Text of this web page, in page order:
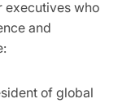
executives who
and
of global